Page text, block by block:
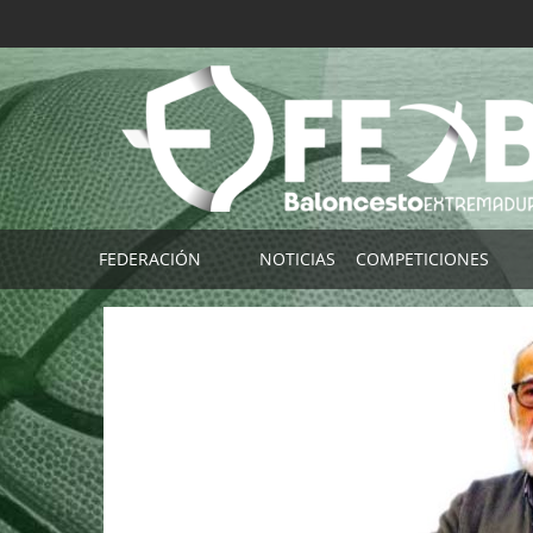
FEDERACIÓN
Imagen Corporativa FExB
NOTICIAS COMPETICIONES
COMPETICIONES
TORNEO
Buscador de
Por
TEMPORADAS